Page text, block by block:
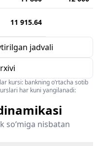
11 915.64
jadvali
kursi: bankning o‘rtacha sotib
har kuni yangilanadi:
so‘miga nisbatan